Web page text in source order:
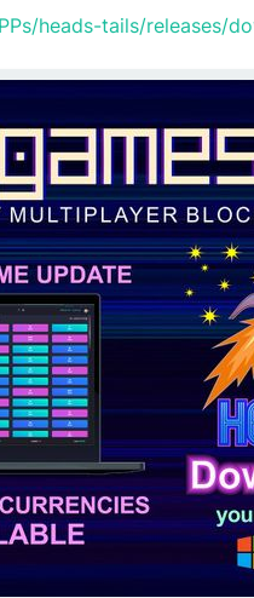
heads-tails/releases/